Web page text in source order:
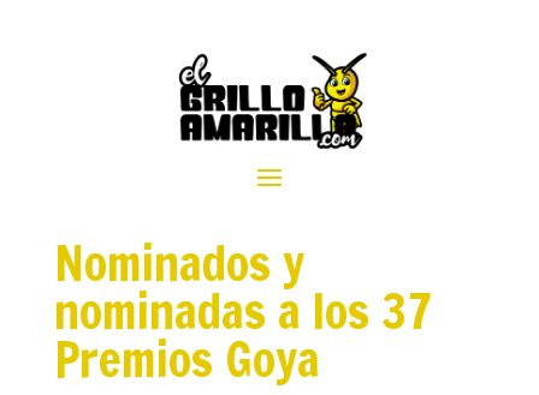
Nominados y
nominadas a los 37
Premios Goya